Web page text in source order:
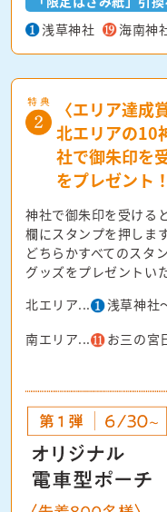
浅草神社
海南神
〈エリア達成
北エリアの10
社で御朱印を
をプレゼント！
神社で御朱印を受ける
欄にスタンプを押しま
どちらかすべてのスタ
グッズをプレゼントい
北エリア...
浅草神社
南エリア...
お三の宮